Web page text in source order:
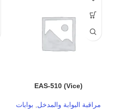
EAS-510 (Vice)
مراقبة البوابة والمدخل
بوابات